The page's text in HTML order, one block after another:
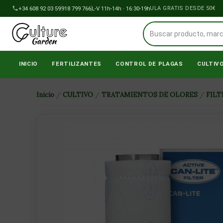
al
contenido
+34 608 92 03 59918 799 766L-V 11h-14h · 16:30-19h
ENVÍOS A PENÍNSULA GRATIS DESDE 50€
INICIO FERTILIZANTES CONTROL DE PLAGAS CULTIVO
Inicio / CULTIVO / TRATAMIENTOS DE OLORES /